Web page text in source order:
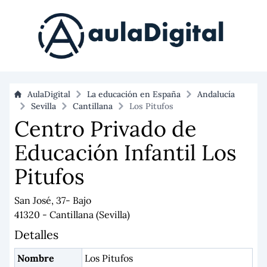
AulaDigital La educación en España
Andalucía
Sevilla
Cantillana Los Pitufos
Centro Privado de
Educación Infantil Los
Pitufos
San José, 37- Bajo
41320 - Cantillana (Sevilla)
Detalles
Nombre Los Pitufos